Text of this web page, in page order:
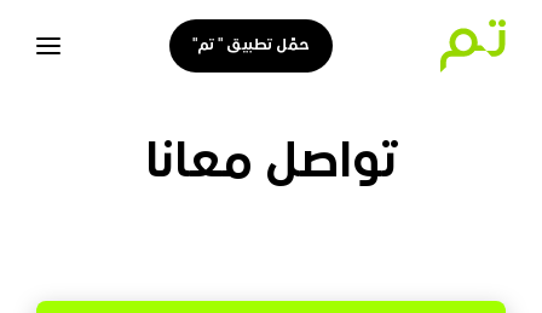
حمّل تطبيق " تم"
تواصل معانا